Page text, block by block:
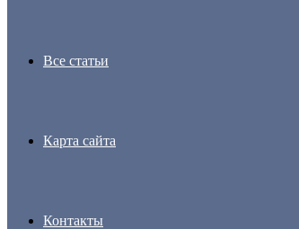
Все статьи
Карта сайта
Контакты